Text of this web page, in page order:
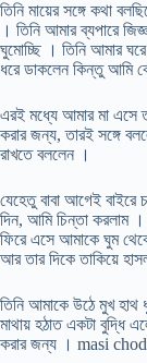
তিনি মায়ের সঙ্গে কথা
। তিনি আমার ব্যপারে
ঘুমোচ্ছি । তিনি আমার
ধরে ডাকলেন কিন্তু আমি
এরই মধ্যে আমার মা এসে
করার জন্য, তারই সঙ্গে
রাখতে বললেন ।
যেহেতু বাবা আগেই
দিন, আমি চিন্তা করলাম
ফিরে এসে আমাকে ঘুম
আর তার দিকে তাকিয়ে
তিনি আমাকে উঠে মুখ
মাথায় হঠাত একটা বুদ্ধি
করার জন্য । masi